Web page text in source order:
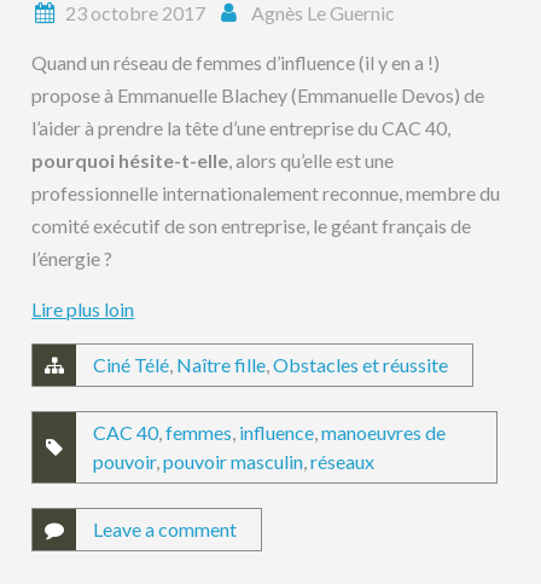
23 octobre 2017 Agnès Le Guernic
Quand un réseau de femmes d’influence (il y en a !)
propose à Emmanuelle Blachey (Emmanuelle Devos) de
l’aider à prendre la tête d’une entreprise du CAC 40,
pourquoi hésite-t-elle, alors qu’elle est une
professionnelle internationalement reconnue, membre du
comité exécutif de son entreprise, le géant français de
l’énergie ?
Lire plus loin
Ciné Télé, Naître fille,Obstacles et réussite
CAC 40,femmes, influence,manoeuvres de
pouvoir,pouvoir masculin,réseaux
Leave a comment